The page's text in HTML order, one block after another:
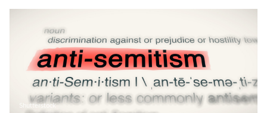
ישראל, יוון, קפריסין ויכולת הפעולה המשותפת
(Interoperability) של נאט"ו – נודעת משמעות רבה, המחייבת
בחינה אסטרטגית קפדנית.
Shutterstock